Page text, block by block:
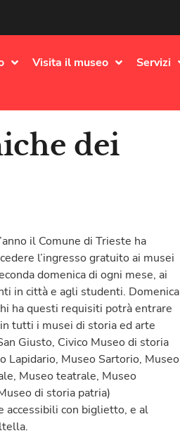
Visita il museo Servizi
dei
il Comune di Trieste ha
l’ingresso gratuito ai musei
domenica di ogni mese, ai
in città e agli studenti. Domenica
ha questi requisiti potrà entrare
tutti i musei di storia ed arte
Giusto, Civico Museo di storia
Lapidario, Museo Sartorio, Museo
Museo teatrale, Museo
di storia patria)
accessibili con biglietto, e al